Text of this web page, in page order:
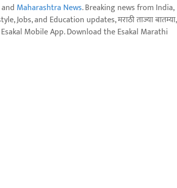
Maharashtra News. Breaking news from India,
Jobs, and Education updates, मराठी ताज्या बातम्या,
Esakal Mobile App. Download the Esakal Marathi